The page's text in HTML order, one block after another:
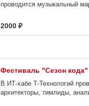
проводится музыкальный
2000 ₽
Фестиваль "Сезон кода"
В ИТ-хабе Т-Технологий
архитекторы, тимлиды,